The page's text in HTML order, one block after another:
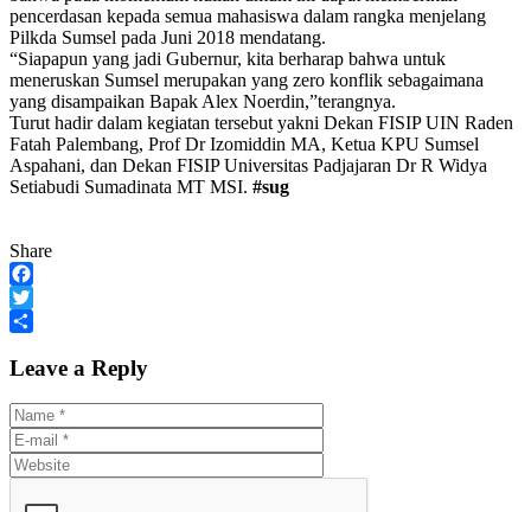
pencerdasan kepada semua mahasiswa dalam rangka menjelang
Pilkda Sumsel pada Juni 2018 mendatang.
“Siapapun yang jadi Gubernur, kita berharap bahwa untuk
meneruskan Sumsel merupakan yang zero konflik sebagaimana
yang disampaikan Bapak Alex Noerdin,”terangnya.
Turut hadir dalam kegiatan tersebut yakni Dekan FISIP UIN Raden
Fatah Palembang, Prof Dr Izomiddin MA, Ketua KPU Sumsel
Aspahani, dan Dekan FISIP Universitas Padjajaran Dr R Widya
Setiabudi Sumadinata MT MSI. #sug
Share
Facebook
Twitter
Leave a Reply